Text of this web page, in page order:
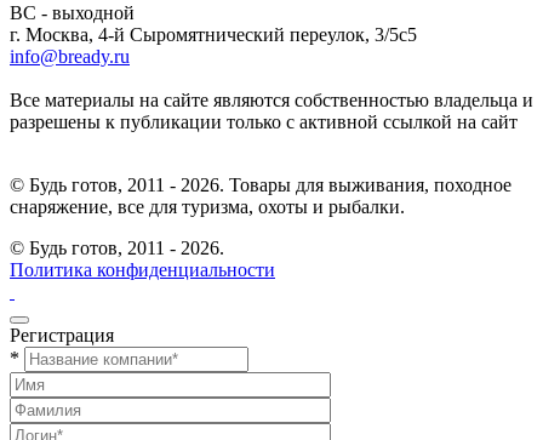
ВС - выходной
г. Москва, 4-й Сыромятнический переулок, 3/5с5
info@bready.ru
Все материалы на сайте являются собственностью владельца и
разрешены к публикации только с активной ссылкой на сайт
© Будь готов, 2011 - 2026. Товары для выживания, походное
снаряжение, все для туризма, охоты и рыбалки.
© Будь готов, 2011 - 2026.
Политика конфиденциальности
Регистрация
*